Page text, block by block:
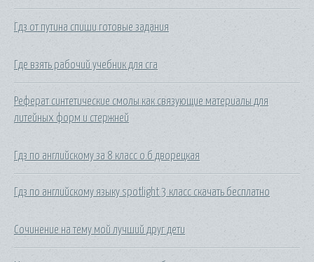
Гдз от путина спиши готовые задания
Где взять рабочий учебник для сга
Реферат синтетические смолы как связующие материалы для
литейных форм и стержней
Гдз по английскому за 8 класс о.б дворецкая
Гдз по английскому языку spotlight 3 класс скачать бесплатно
Сочинение на тему мой лучший друг дети